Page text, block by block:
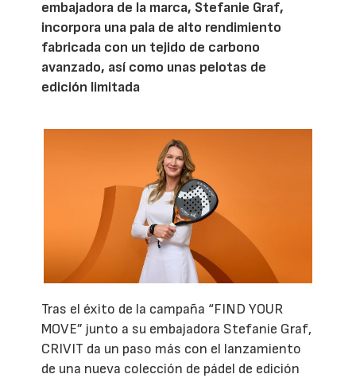
embajadora de la marca, Stefanie Graf,
incorpora una pala de alto rendimiento
fabricada con un tejido de carbono
avanzado, así como unas pelotas de
edición limitada
Tras el éxito de la campaña “FIND YOUR
MOVE” junto a su embajadora Stefanie Graf,
CRIVIT da un paso más con el lanzamiento
de una nueva colección de pádel de edición